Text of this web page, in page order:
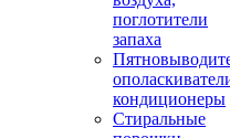
поглотители
запаха
кондиционеры
Стиральные